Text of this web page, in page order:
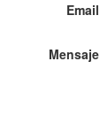
Email
Mensaje